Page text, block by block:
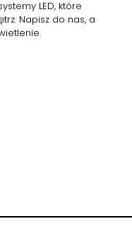
LED, które
Napisz do nas, a